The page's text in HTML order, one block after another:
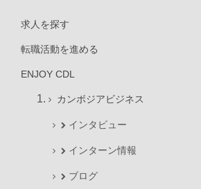
求人を探す
転職活動を進める
ENJOY CDL
カンボジアビジネス
インタビュー
インターン情報
ブログ